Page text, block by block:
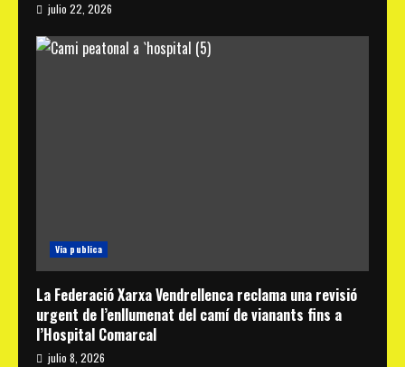
julio 22, 2026
Via publica
La Federació Xarxa Vendrellenca reclama una revisió
urgent de l’enllumenat del camí de vianants fins a
l’Hospital Comarcal
julio 8, 2026